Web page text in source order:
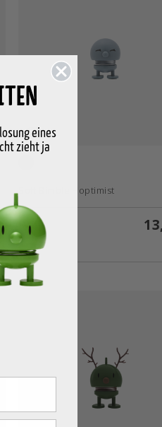
Soft Bimble Hoptimist
Preis
eines
zieht ja